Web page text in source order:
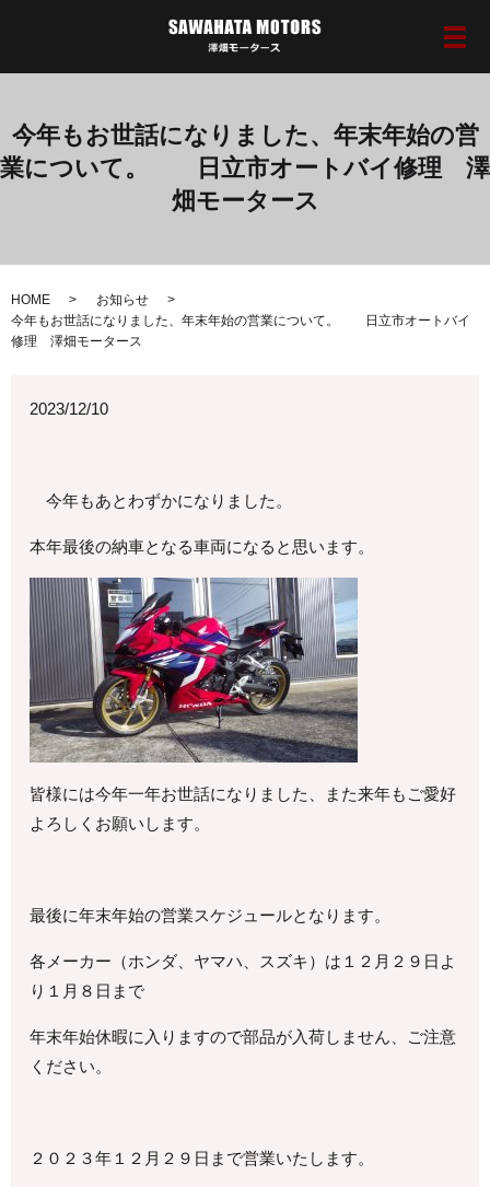
メ
今年もお世話になりました、年末年始の営
業について。 日立市オートバイ修理 澤
畑モータース
HOME
お知らせ
今年もお世話になりました、年末年始の営業について。 日立市オートバイ
修理 澤畑モータース
2023/12/10
今年もあとわずかになりました。
本年最後の納車となる車両になると思います。
皆様には今年一年お世話になりました、また来年もご愛好
よろしくお願いします。
最後に年末年始の営業スケジュールとなります。
各メーカー（ホンダ、ヤマハ、スズキ）は１２月２９日よ
り１月８日まで
年末年始休暇に入りますので部品が入荷しません、ご注意
ください。
２０２３年１２月２９日まで営業いたします。